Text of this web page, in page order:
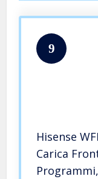
9
Hisense
Carica